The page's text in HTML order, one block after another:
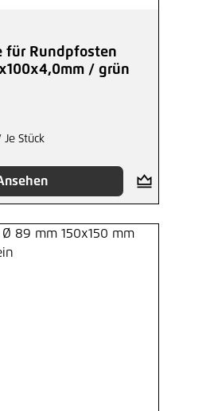
für Rundpfosten
/ grün
Je Stück